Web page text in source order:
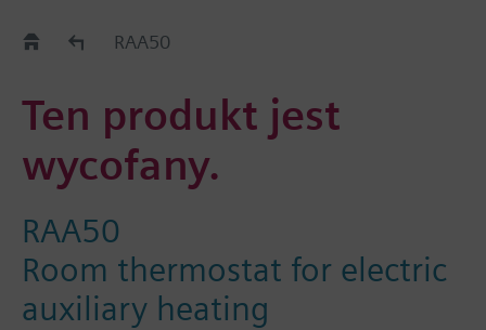
Old2NewRAA50
Ten produkt jest
wycofany.
RAA50
Room thermostat for electric
auxiliary heating